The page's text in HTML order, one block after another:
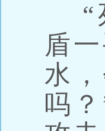
“
盾
水
吗